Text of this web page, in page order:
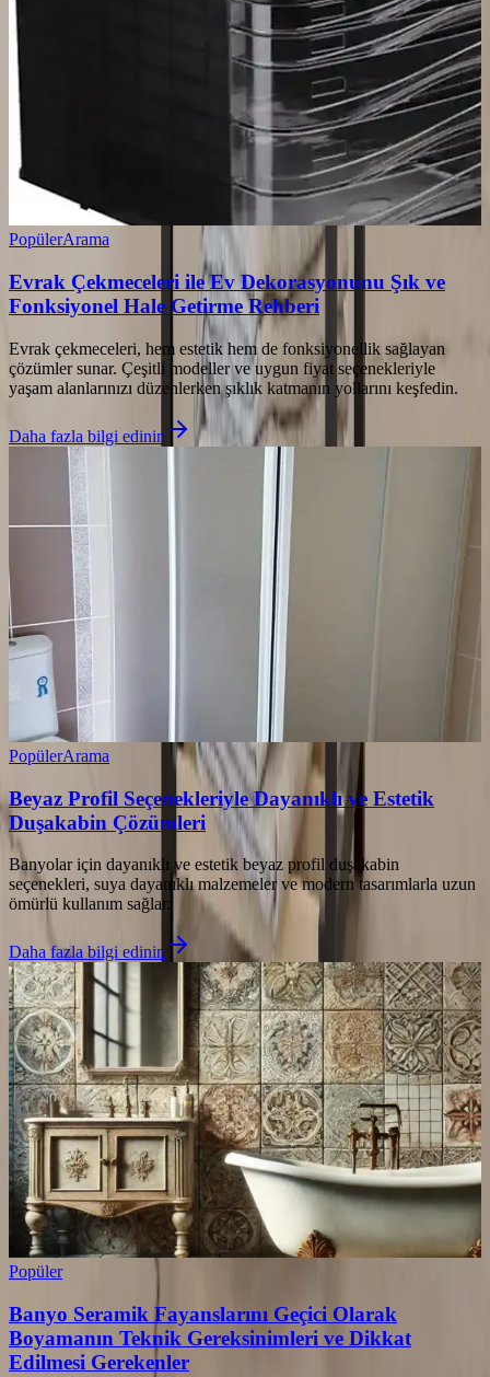
PopülerArama
Evrak Çekmeceleri ile Ev Dekorasyonunu Şık ve
Fonksiyonel Hale Getirme Rehberi
Evrak çekmeceleri, hem estetik hem de fonksiyonellik sağlayan
çözümler sunar. Çeşitli modeller ve uygun fiyat seçenekleriyle
yaşam alanlarınızı düzenlerken şıklık katmanın yollarını keşfedin.
Daha fazla bilgi edinin
PopülerArama
Beyaz Profil Seçenekleriyle Dayanıklı ve Estetik
Duşakabin Çözümleri
Banyolar için dayanıklı ve estetik beyaz profil duşakabin
seçenekleri, suya dayanıklı malzemeler ve modern tasarımlarla uzun
ömürlü kullanım sağlar.
Daha fazla bilgi edinin
Popüler
Banyo Seramik Fayanslarını Geçici Olarak
Boyamanın Teknik Gereksinimleri ve Dikkat
Edilmesi Gerekenler